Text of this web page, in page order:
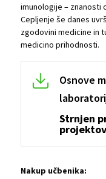
imunologije – znanosti
Cepljenje še danes
zgodovini medicine in
medicino prihodnosti.
Osnove
Strnjen
Nakup učbenika: